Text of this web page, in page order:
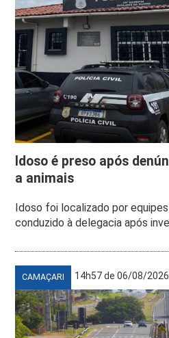
Idoso é preso após
a animais
Idoso foi localizado por equipes
conduzido à delegacia após
CAMAÇARI 14h57 de 06/08/2026